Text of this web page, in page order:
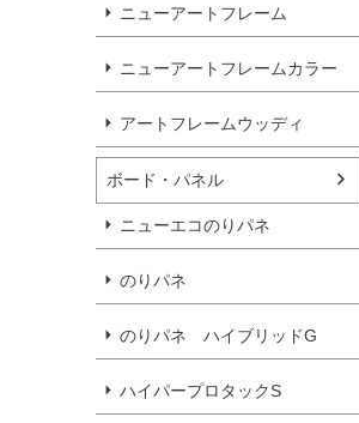
ニューアートフレーム
ニューアートフレームカラー
アートフレームウッディ
ボード・パネル
ニューエコのりパネ
のりパネ
のりパネ ハイブリッドG
ハイパープロタックS